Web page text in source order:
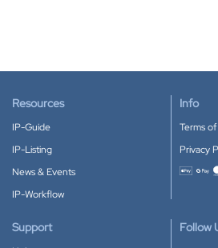
Resources
IP-Guide
IP-Listing
News & Events
IP-Workflow
Info
Terms
Privacy
Support Follow